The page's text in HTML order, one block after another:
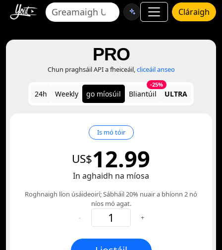
Cláraigh
PRO
Chun praghsáil API a fheiceáil,cliceáil anseo
24h Weekly go míosúil Bliantúil
-25%
ULTRA
Is mó tóir
US$12.99
In aghaidh na míosa
Roghnaigh líon úsáideoirí; Sábháil 20% nuair a bhíonn 2 nó
níos mó agat.
-
+